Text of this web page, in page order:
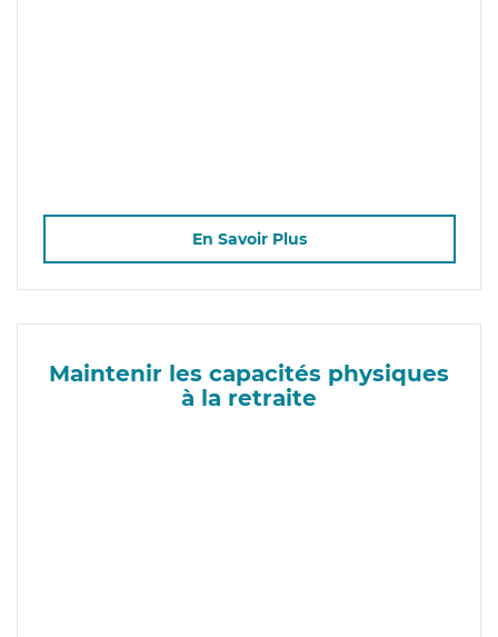
En Savoir Plus
Maintenir les capacités physiques
à la retraite